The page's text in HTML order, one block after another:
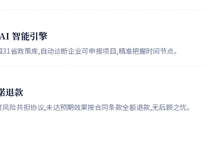
智能引擎
省政策库,自动诊断企业可申报项目,精准把握时间节点。
退款
险共担协议,未达预期效果按合同条款全额退款,无后顾之忧。